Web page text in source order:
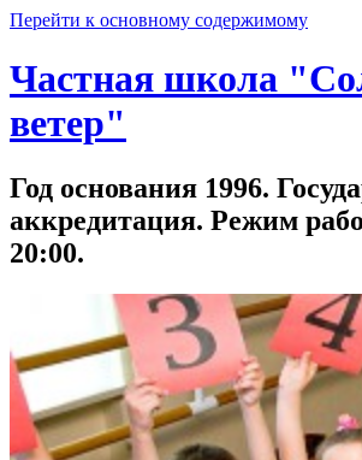
Перейти к основному содержимому
Частная школа
ветер"
Год основания 1996.
аккредитация. Режим
20:00.